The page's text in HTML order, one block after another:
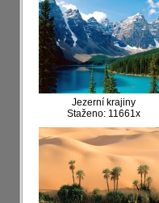
Jezerní krajiny
Staženo: 11661x